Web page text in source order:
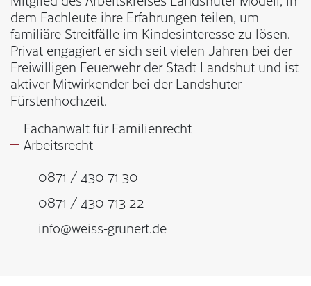
dem Fachleute ihre Erfahrungen teilen, um
familiäre Streitfälle im Kindesinteresse zu lösen.
Privat engagiert er sich seit vielen Jahren bei der
Freiwilligen Feuerwehr der Stadt Landshut und ist
aktiver Mitwirkender bei der Landshuter
Fürstenhochzeit.
Fachanwalt für Familienrecht
Arbeitsrecht
0871 / 430 71 30
0871 / 430 713 22
info@weiss-grunert.de